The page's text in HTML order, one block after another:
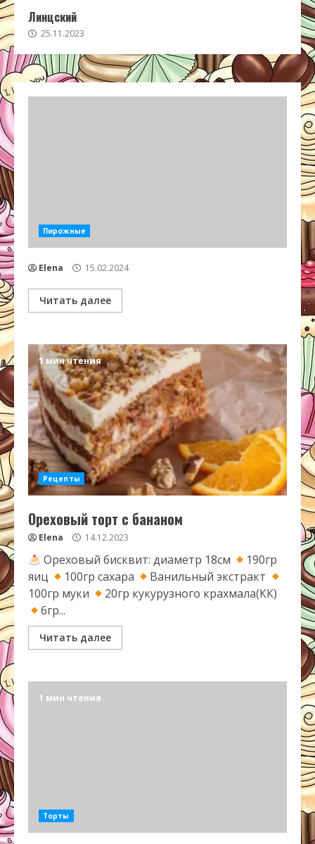
Линцский
25.11.2023
Пирожные
Elena 15.02.2024
Читать далее
1 мин чтения
Рецепты
Ореховый торт с бананом
Elena 14.12.2023
Ореховый бисквит: диаметр 18см
190гр
яиц
100гр сахара
Ванильный экстракт
100гр муки
20гр кукурузного крахмала(КК)
6гр...
Читать далее
1 мин чтения
Торты